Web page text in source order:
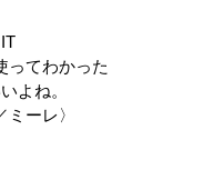
ってわかった
よね。
ミーレ〉